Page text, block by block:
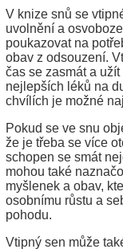
V knize snů se
uvolnění a
poukazovat na
obav z odsouzení.
čas se zasmát a
nejlepších léků na
chvílích je možné
Pokud se ve snu
že je třeba se více
schopen se smát
mohou také
myšlenek a obav,
osobnímu růstu a
pohodu.
Vtipný sen může